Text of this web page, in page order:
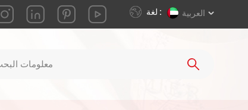
لغة : العربية